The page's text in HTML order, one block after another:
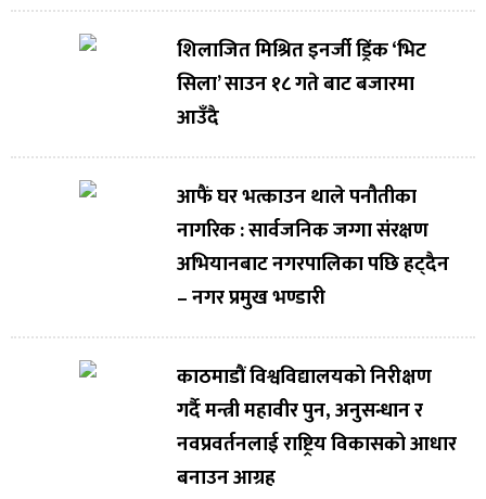
शिलाजित मिश्रित इनर्जी ड्रिंक ‘भिट
सिला’ साउन १८ गते बाट बजारमा
आउँदै
आफैं घर भत्काउन थाले पनौतीका
नागरिक : सार्वजनिक जग्गा संरक्षण
अभियानबाट नगरपालिका पछि हट्दैन
– नगर प्रमुख भण्डारी
काठमाडौं विश्वविद्यालयको निरीक्षण
गर्दै मन्त्री महावीर पुन, अनुसन्धान र
नवप्रवर्तनलाई राष्ट्रिय विकासको आधार
बनाउन आग्रह